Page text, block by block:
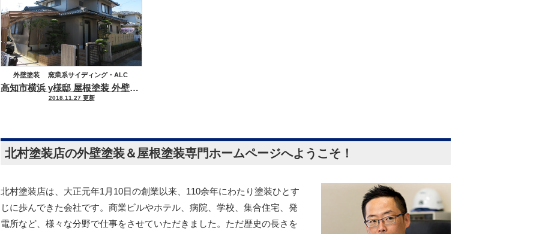
高知市横浜 y様邸 屋根塗装 外壁塗装工事
2018.11.27 更新
外壁塗装
窯業系サイディング・ALC
屋根塗装
セメント瓦・洋風コンクリート瓦
北村塗装店の外壁塗装＆屋根塗装専門ホームページへようこそ！
北村塗装店は、大正元年1月10日の創業以来、110余年にわたり塗装ひとす
じに歩んできた会社です。商業ビルやホテル、病院、学校、集合住宅、発
電所など、様々な分野で仕事をさせていただきました。ただ歴史の長さを